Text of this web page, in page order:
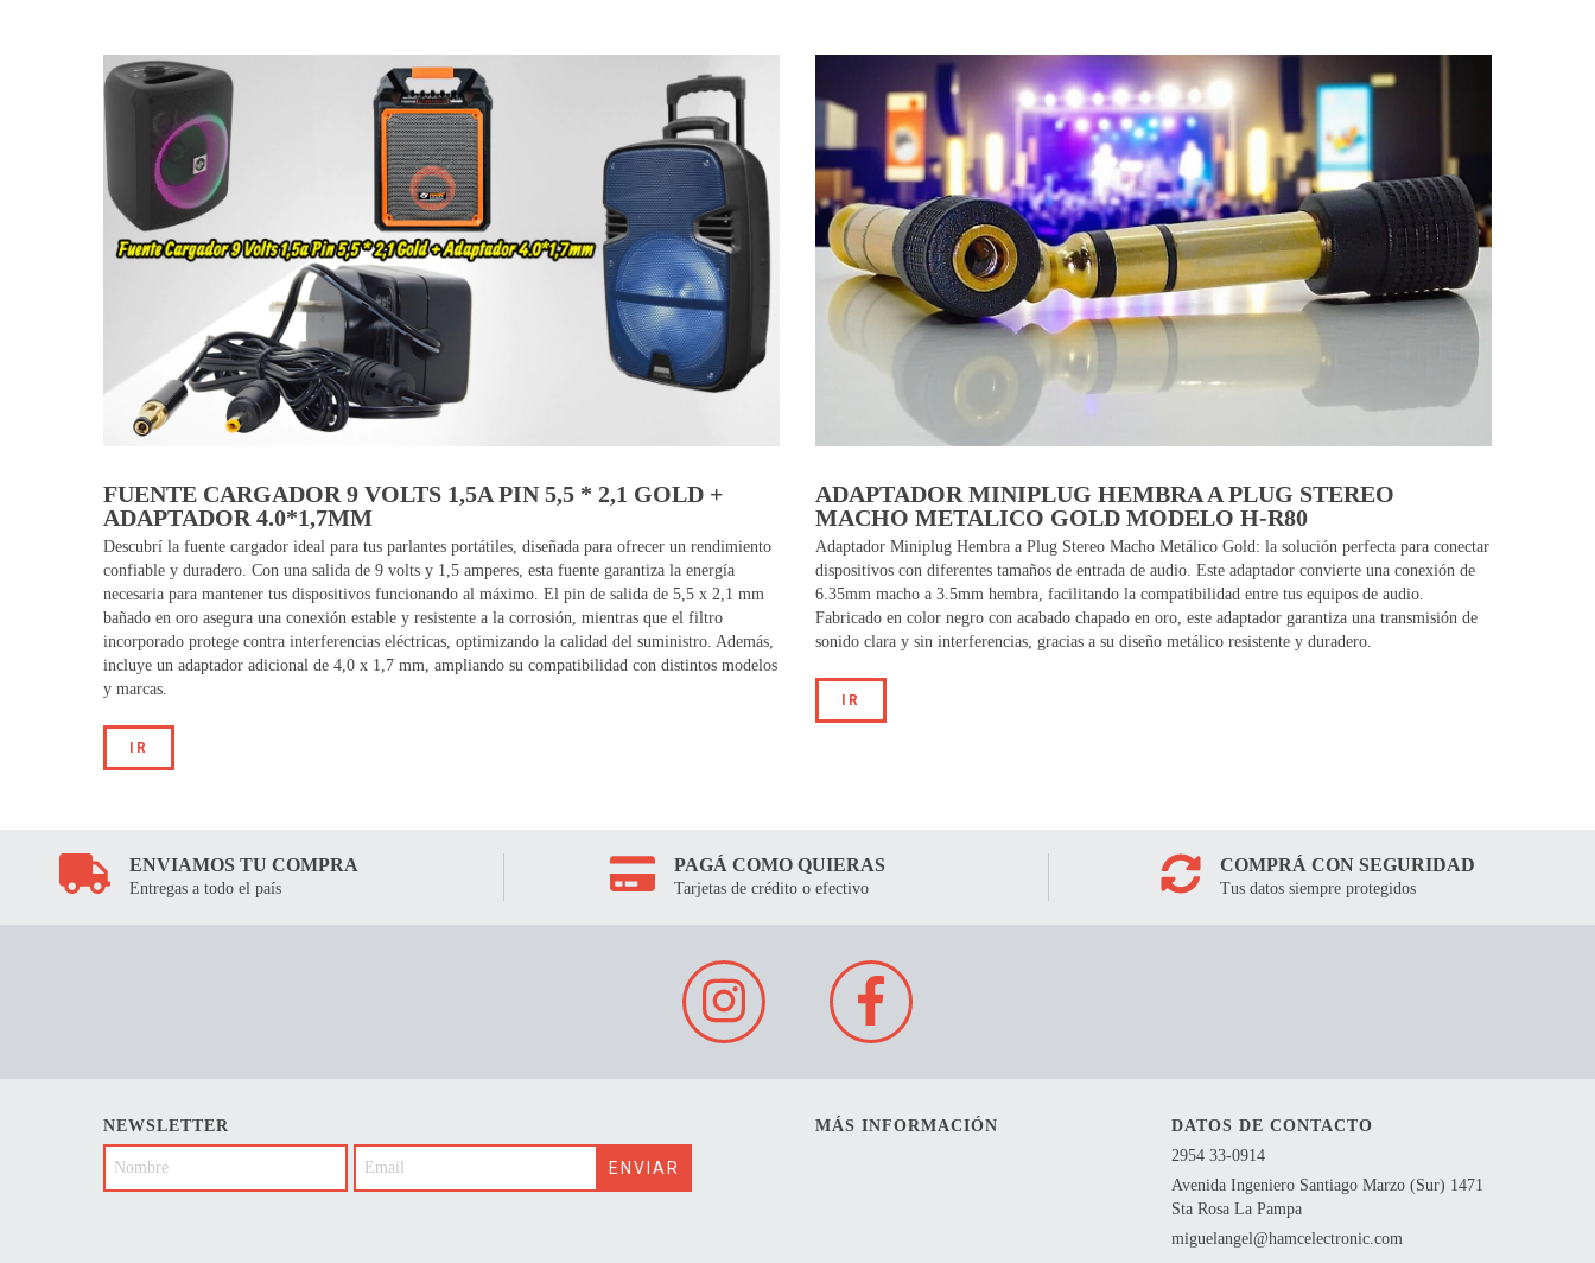
FUENTE CARGADOR 9 VOLTS 1,5A PIN 5,5 * 2,1 GOLD +
ADAPTADOR 4.0*1,7MM
Descubrí la fuente cargador ideal para tus parlantes portátiles, diseñada para ofrecer un rendimiento
confiable y duradero. Con una salida de 9 volts y 1,5 amperes, esta fuente garantiza la energía
necesaria para mantener tus dispositivos funcionando al máximo. El pin de salida de 5,5 x 2,1 mm
bañado en oro asegura una conexión estable y resistente a la corrosión, mientras que el filtro
incorporado protege contra interferencias eléctricas, optimizando la calidad del suministro. Además,
incluye un adaptador adicional de 4,0 x 1,7 mm, ampliando su compatibilidad con distintos modelos
y marcas.
IR
ADAPTADOR MINIPLUG HEMBRA A PLUG STEREO
MACHO METALICO GOLD MODELO H-R80
Adaptador Miniplug Hembra a Plug Stereo Macho Metálico Gold: la solución perfecta para conectar
dispositivos con diferentes tamaños de entrada de audio. Este adaptador convierte una conexión de
6.35mm macho a 3.5mm hembra, facilitando la compatibilidad entre tus equipos de audio.
Fabricado en color negro con acabado chapado en oro, este adaptador garantiza una transmisión de
sonido clara y sin interferencias, gracias a su diseño metálico resistente y duradero.
IR
ENVIAMOS TU COMPRA
Entregas a todo el país
PAGÁ COMO QUIERAS
Tarjetas de crédito o efectivo
COMPRÁ CON SEGURIDAD
Tus datos siempre protegidos
NEWSLETTER MÁS INFORMACIÓN
DATOS DE CONTACTO
2954 33-0914
Avenida Ingeniero Santiago Marzo (Sur) 1471
Sta Rosa La Pampa
miguelangel@hamcelectronic.com